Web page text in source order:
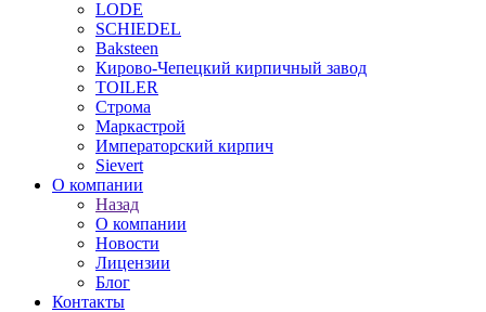
LODE
SCHIEDEL
Baksteen
Кирово-Чепецкий кирпичный завод
TOILER
Строма
Маркастрой
Императорский кирпич
Sievert
О компании
Назад
О компании
Новости
Лицензии
Блог
Контакты